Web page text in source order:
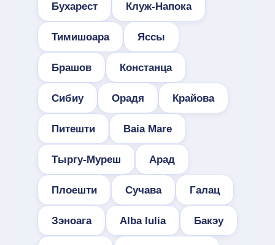
Бухарест Клуж-Напока
Тимишоара Яссы
Брашов Констанца
Сибиу Орадя Крайова
Питешти Baia Mare
Тыргу-Муреш Арад
Плоешти Сучава Галац
Зэноага Alba Iulia Бакэу